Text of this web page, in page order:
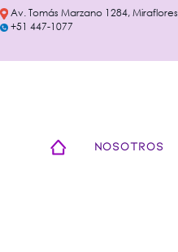
Av. Tomás Marzano 1284, Miraflores
+51 447-1077
NOSOTROS